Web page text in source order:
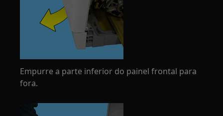
Empurre a parte inferior do painel frontal para
fora.